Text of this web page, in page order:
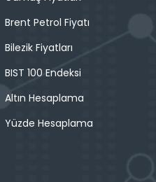
Brent Petrol Fiyatı
Bilezik Fiyatları
BIST 100 Endeksi
Altın Hesaplama
Yüzde Hesaplama